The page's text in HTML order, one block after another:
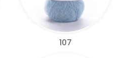
107